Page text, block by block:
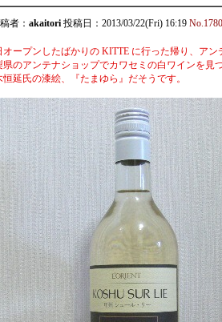
者： akaitori 投稿日：2013/03/22(Fri) 16:19 No.1780
オープンしたばかりの KITTE に行った帰り、ア
県のアンテナショップでカワセミの白ワインを見
恒延氏の漆絵、『たまゆら』だそうです。